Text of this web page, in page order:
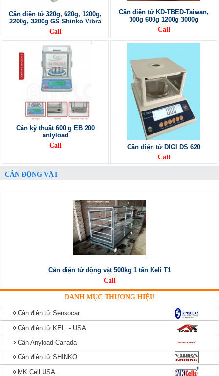
Cân điện tử 320g, 620g, 1200g,
2200g, 3200g GS Shinko Vibra
Call
Cân điện tử KD-TBED-Taiwan,
300g 600g 1200g 3000g
Call
Cân kỹ thuật 600 g EB 200
anlyload
Call
Cân điện tử DIGI DS 620
Call
CÂN ĐỘNG VẬT
Cân điện tử động vật 500kg 1 tấn Keli T1
Call
DANH MỤC THƯƠNG HIỆU
Cân điện tử Sensocar
Cân điện tử KELI - USA
Cân Anyload Canada
Cân điện tử SHINKO
MK Cell USA